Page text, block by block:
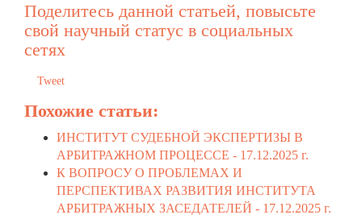
Поделитесь данной статьей, повысьте
свой научный статус в социальных
сетях
Tweet
Похожие статьи:
ИНСТИТУТ СУДЕБНОЙ ЭКСПЕРТИЗЫ В
АРБИТРАЖНОМ ПРОЦЕССЕ - 17.12.2025 г.
К ВОПРОСУ О ПРОБЛЕМАХ И
ПЕРСПЕКТИВАХ РАЗВИТИЯ ИНСТИТУТА
АРБИТРАЖНЫХ ЗАСЕДАТЕЛЕЙ - 17.12.2025 г.